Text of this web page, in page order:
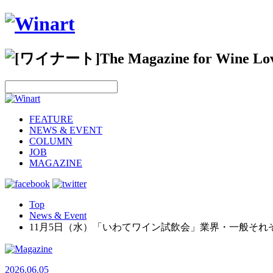
FEATURE
NEWS & EVENT
COLUMN
JOB
MAGAZINE
Top
News & Event
11月5日（水）「いわてワイン試飲会」業界・一般そ
2026.06.05